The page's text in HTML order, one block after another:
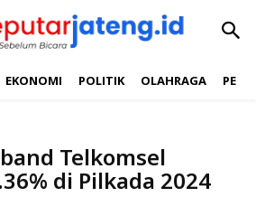
EKONOMI POLITIK OLAHRAGA
Telkomsel
di Pilkada 2024